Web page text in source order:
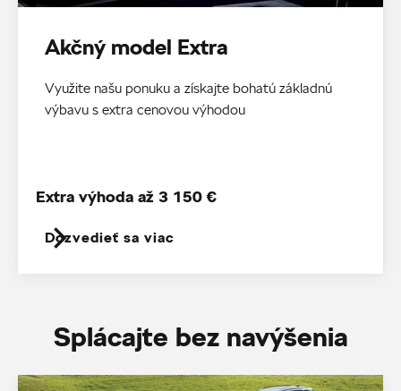
Akčný model Extra
Využite našu ponuku a získajte bohatú základnú
výbavu s extra cenovou výhodou
Dozvedieť sa viac
Extra výhoda až 3 150 €
Splácajte bez navýšenia